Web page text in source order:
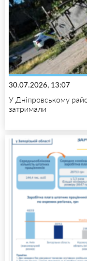
30.07.2026, 13:07
У Дніпровському
затримали